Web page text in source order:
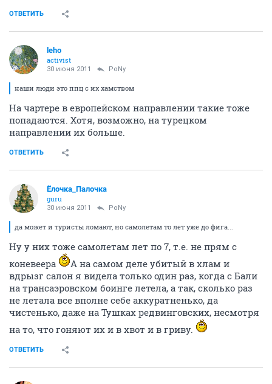
ОТВЕТИТЬ
leho
activist
30 июня 2011 PoNy
наши люди это ппц с их хамством
На чартере в европейском направлении такие тоже
попадаются. Хотя, возможно, на турецком
направлении их больше.
ОТВЕТИТЬ
Ёлочка_Палочка
guru
30 июня 2011 PoNy
да может и туристы ломают, но самолетам то лет уже до фига...
Ну у них тоже самолетам лет по 7, т.е. не прям с
коневеера
А на самом деле убитый в хлам и
вдрызг салон я видела только один раз, когда с Бали
на трансаэровском боинге летела, а так, сколько раз
не летала все вполне себе аккуратненько, да
чистенько, даже на Тушках редвинговских, несмотря
на то, что гоняют их и в хвот и в гриву.
ОТВЕТИТЬ